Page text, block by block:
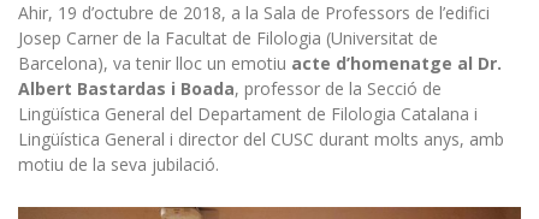
Ahir, 19 d’octubre de 2018, a la Sala de Professors de l’edifici
Josep Carner de la Facultat de Filologia (Universitat de
Barcelona), va tenir lloc un emotiu acte d’homenatge al Dr.
Albert Bastardas i Boada, professor de la Secció de
Lingüística General del Departament de Filologia Catalana i
Lingüística General i director del CUSC durant molts anys, amb
motiu de la seva jubilació.